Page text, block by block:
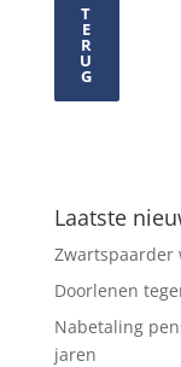
T
E
R
U
G
Laatste
Zwartspaarder
Doorlenen
Nabetaling
jaren